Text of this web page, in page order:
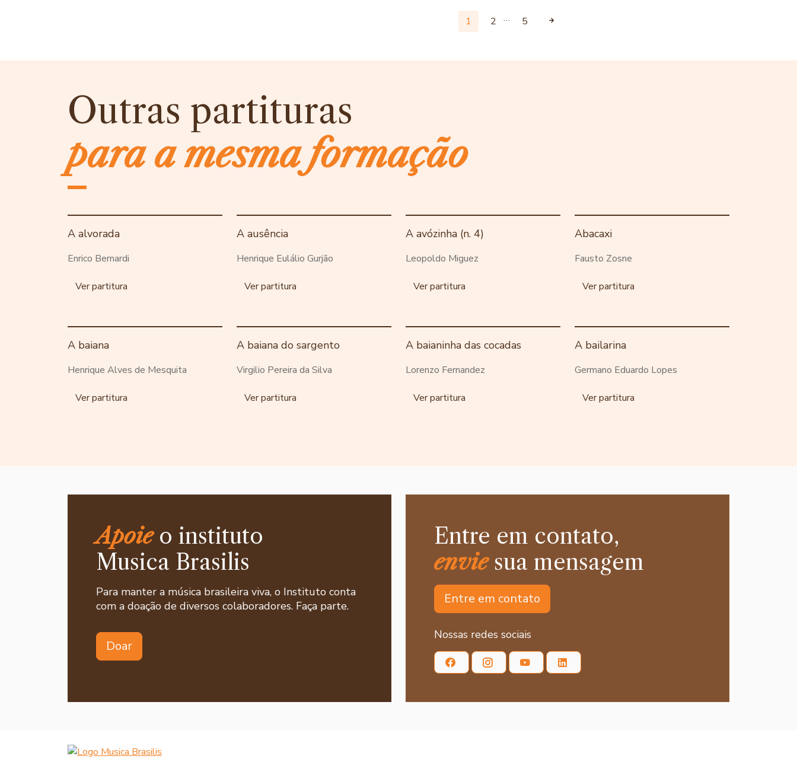
1 2 … 5
Outras partituras
para a mesma formação
A alvorada
Enrico Bernardi
Ver partitura
A ausência
Henrique Eulálio Gurjão
Ver partitura
A avózinha (n. 4)
Leopoldo Miguez
Ver partitura
Abacaxi
Fausto Zosne
Ver partitura
A baiana
Henrique Alves de Mesquita
Ver partitura
A baiana do sargento
Virgilio Pereira da Silva
Ver partitura
A baianinha das cocadas
Lorenzo Fernandez
Ver partitura
A bailarina
Germano Eduardo Lopes
Ver partitura
Apoieo instituto
Musica Brasilis
Para manter a música brasileira viva, o Instituto conta
com a doação de diversos colaboradores. Faça parte.
Doar
Entre em contato,
enviesua mensagem
Entre em contato
Nossas redes sociais